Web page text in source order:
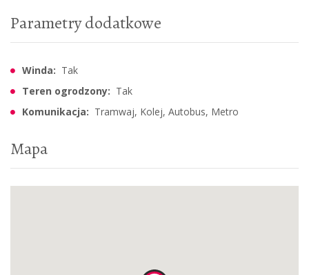
Parametry dodatkowe
Winda: Tak
Teren ogrodzony: Tak
Komunikacja: Tramwaj, Kolej, Autobus, Metro
Mapa